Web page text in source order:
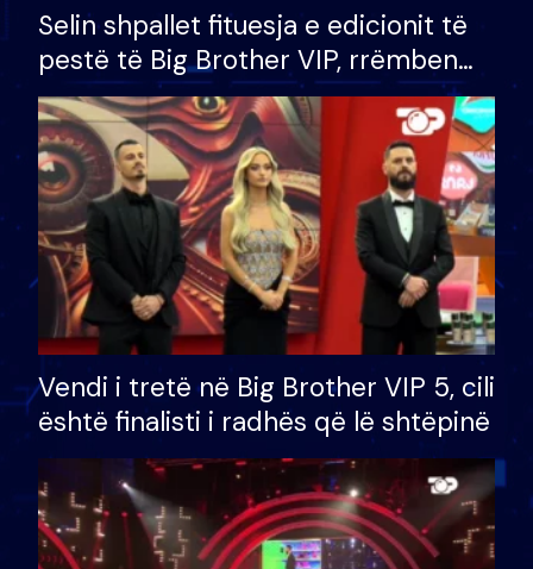
Selin shpallet fituesja e edicionit të
pestë të Big Brother VIP, rrëmben
çmimin e madh prej 100 mijë eurosh
Vendi i tretë në Big Brother VIP 5, cili
është finalisti i radhës që lë shtëpinë